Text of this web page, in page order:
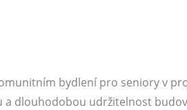
bydlení pro seniory v
dlouhodobou udržitelnost